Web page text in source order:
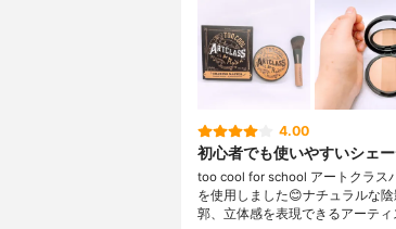
4.00
初心者でも使いやすいシェ
too cool for school アートクラス
を使用しました😊ナチュラルな
郭、立体感を表現できるアーテ